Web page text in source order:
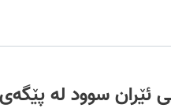
ئێران سوود لە